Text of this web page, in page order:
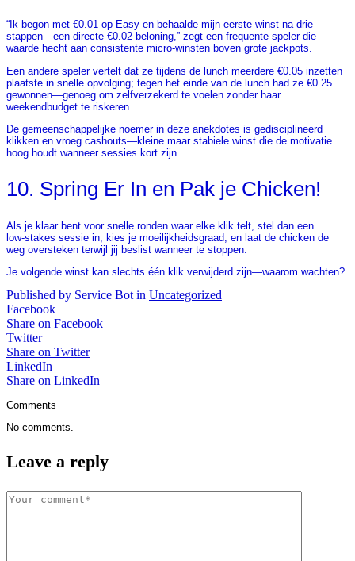
“Ik begon met €0.01 op Easy en behaalde mijn eerste winst na drie
stappen—een directe €0.02 beloning,” zegt een frequente speler die
waarde hecht aan consistente micro‑winsten boven grote jackpots.
Een andere speler vertelt dat ze tijdens de lunch meerdere €0.05 inzetten
plaatste in snelle opvolging; tegen het einde van de lunch had ze €0.25
gewonnen—genoeg om zelfverzekerd te voelen zonder haar
weekendbudget te riskeren.
De gemeenschappelijke noemer in deze anekdotes is gedisciplineerd
klikken en vroeg cashouts—kleine maar stabiele winst die de motivatie
hoog houdt wanneer sessies kort zijn.
10. Spring Er In en Pak je Chicken!
Als je klaar bent voor snelle ronden waar elke klik telt, stel dan een
low‑stakes sessie in, kies je moeilijkheidsgraad, en laat de chicken de
weg oversteken terwijl jij beslist wanneer te stoppen.
Je volgende winst kan slechts één klik verwijderd zijn—waarom wachten?
Published by Service Bot in Uncategorized
Facebook
Share on Facebook
Twitter
Share on Twitter
LinkedIn
Share on LinkedIn
Comments
No comments.
Leave a reply